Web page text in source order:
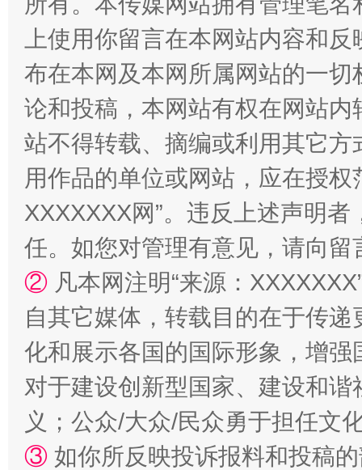
国家大学科技园优化重塑工作
扯下公款旅游的“隐身衣” 如何以
“蜀中异人”王建安的艺术幻境
上使用你留言在本网站内容和
布在本网及本网所属网站的一
论和投稿，本网站有权在网站
站不得转载、摘编或利用其它
用作品的单位或网站，应在授
XXXXXXX网”。违反上述声明
任。如您对管理有意见，请向
② 凡本网注明“来源：
自其它媒体，转载目的在于传
化和展示各国的国际形象，增
对于建设创新型国家、建设和
义；公众/大众/民众勇于担任文
③ 如你所反映投诉报料和投稿